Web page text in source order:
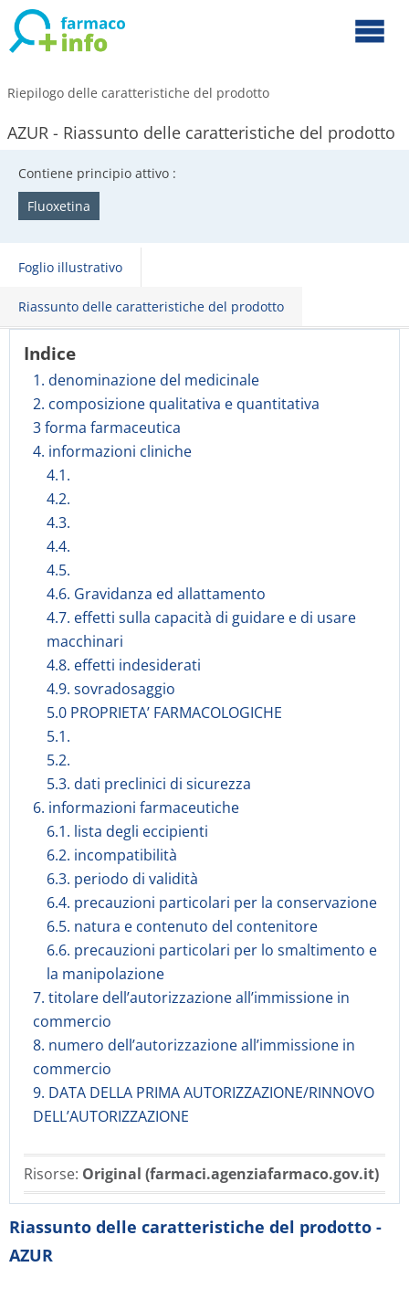
Riepilogo delle caratteristiche del prodotto
AZUR - Riassunto delle caratteristiche del prodotto
Contiene principio attivo :
Fluoxetina
Foglio illustrativo
Riassunto delle caratteristiche del prodotto
Indice
1. denominazione del medicinale
2. composizione qualitativa e quantitativa
3 forma farmaceutica
4. informazioni cliniche
4.1.
4.2.
4.3.
4.4.
4.5.
4.6. Gravidanza ed allattamento
4.7. effetti sulla capacità di guidare e di usare
macchinari
4.8. effetti indesiderati
4.9. sovradosaggio
5.0 PROPRIETA’ FARMACOLOGICHE
5.1.
5.2.
5.3. dati preclinici di sicurezza
6. informazioni farmaceutiche
6.1. lista degli eccipienti
6.2. incompatibilità
6.3. periodo di validità
6.4. precauzioni particolari per la conservazione
6.5. natura e contenuto del contenitore
6.6. precauzioni particolari per lo smaltimento e
la manipolazione
7. titolare dell’autorizzazione all’immissione in
commercio
8. numero dell’autorizzazione all’immissione in
commercio
9. DATA DELLA PRIMA AUTORIZZAZIONE/RINNOVO
DELL’AUTORIZZAZIONE
Risorse: Original (farmaci.agenziafarmaco.gov.it)
Riassunto delle caratteristiche del prodotto -
AZUR